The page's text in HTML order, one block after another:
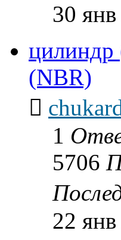
30
цилиндр
(NBR)
1
5706
22